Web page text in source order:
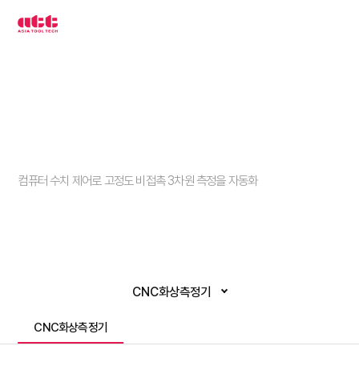
컴퓨터 수치 제어로 고정도 비접촉 3차원 측정을 자동화
CNC화상측정기
CNC화상측정기